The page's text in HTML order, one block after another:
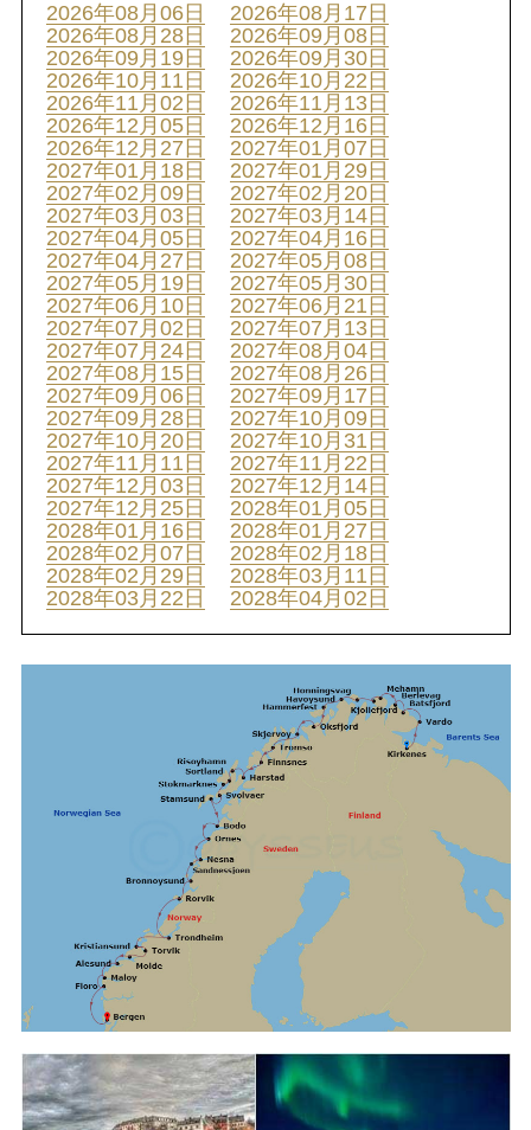
2026年08月06日
2026年08月17日
2026年08月28日
2026年09月08日
2026年09月19日
2026年09月30日
2026年10月11日
2026年10月22日
2026年11月02日
2026年11月13日
2026年12月05日
2026年12月16日
2026年12月27日
2027年01月07日
2027年01月18日
2027年01月29日
2027年02月09日
2027年02月20日
2027年03月03日
2027年03月14日
2027年04月05日
2027年04月16日
2027年04月27日
2027年05月08日
2027年05月19日
2027年05月30日
2027年06月10日
2027年06月21日
2027年07月02日
2027年07月13日
2027年07月24日
2027年08月04日
2027年08月15日
2027年08月26日
2027年09月06日
2027年09月17日
2027年09月28日
2027年10月09日
2027年10月20日
2027年10月31日
2027年11月11日
2027年11月22日
2027年12月03日
2027年12月14日
2027年12月25日
2028年01月05日
2028年01月16日
2028年01月27日
2028年02月07日
2028年02月18日
2028年02月29日
2028年03月11日
2028年03月22日
2028年04月02日